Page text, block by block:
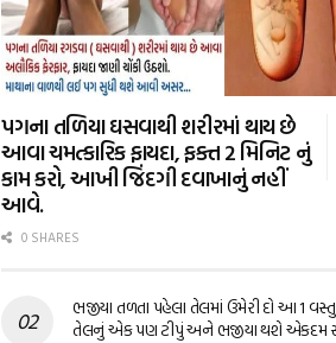
પગના તળિયા ઘસવાથી શરીરમાં થાય છે
આવા ચમત્કારિક ફાયદા, ફક્ત 2 મિનિટ નું
કામ કરો, આખી જિંદગી દવાખાનું નહીં
આવે.
0 SHARES
ભજીયા તળતા પહેલા તેલમાં ઉમેરી દો આ 1
તેલનું એક પણ ટીપું અને ભજીયા થશે એકદમ